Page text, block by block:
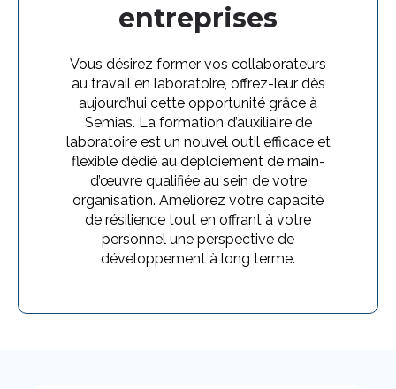
entreprises
Vous désirez former vos collaborateurs
au travail en laboratoire, offrez-leur dès
aujourd’hui cette opportunité grâce à
Semias. La formation d’auxiliaire de
laboratoire est un nouvel outil efficace et
flexible dédié au déploiement de main-
d’œuvre qualifiée au sein de votre
organisation. Améliorez votre capacité
de résilience tout en offrant à votre
personnel une perspective de
développement à long terme.